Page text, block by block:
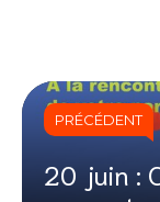
PRÉCÉDENT
20 juin :